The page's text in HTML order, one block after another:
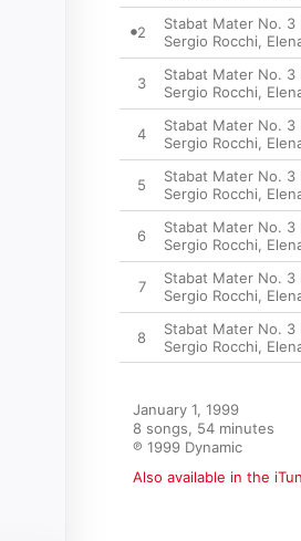
2
Stabat Mater No. 3
Sergio Rocchi,
3
Stabat Mater No. 3
Sergio Rocchi,
4
Stabat Mater No. 3
Sergio Rocchi,
5
Stabat Mater No. 3
Sergio Rocchi,
6
Stabat Mater No. 3
Sergio Rocchi,
7
Stabat Mater No. 3
Sergio Rocchi,
8
Stabat Mater No. 3
Sergio Rocchi,
January 1, 1999
8 songs, 54 minutes
℗ 1999 Dynamic
Also available in the